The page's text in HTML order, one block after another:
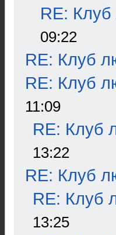
RE:
09:22
RE: Клуб
RE: Клуб
11:09
RE: Клуб
13:22
RE: Клуб
RE: Клуб
13:25